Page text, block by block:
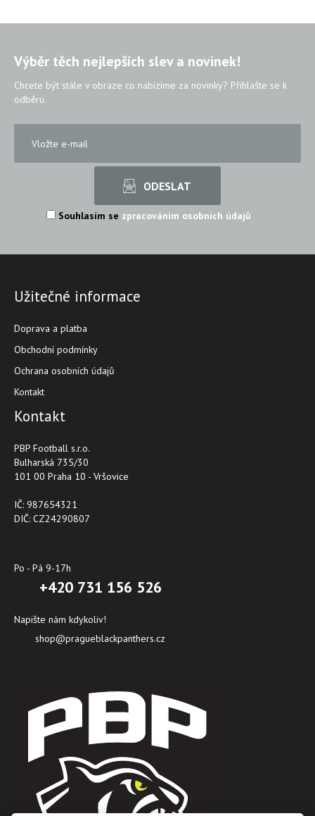
Výběr těch nejlepších slev a novinek!
Chcete být stále v obraze co nabízíme za novinky? Přihlašte se k
odběru.
Souhlasím se zpracováním osobních údajů
Užitečné informace
Doprava a platba
Obchodní podmínky
Ochrana osobních údajů
Kontakt
Kontakt
PBP Football s.r.o.
Bulharská 735/30
101 00 Praha 10 - Vršovice
IČ: 987654321
DIČ: CZ24290807
Po - Pá 9-17h
+420 731 156 526
Napište nám kdykoliv!
shop@pragueblackpanthers.cz